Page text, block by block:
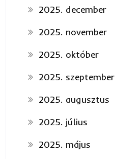
2025. december
2025. november
2025. október
2025. szeptember
2025. augusztus
2025. július
2025. május